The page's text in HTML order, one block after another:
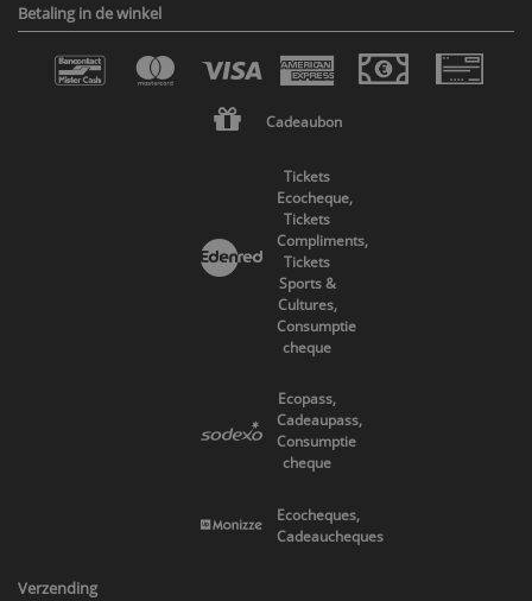
Betaling in de winkel
Cadeaubon
Tickets
Ecocheque,
Tickets
Compliments,
Tickets
Sports &
Cultures,
Consumptie
cheque
Ecopass,
Cadeaupass,
Consumptie
cheque
Ecocheques,
Cadeaucheques
Verzending